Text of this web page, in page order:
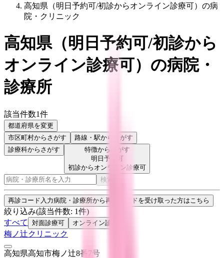
高知県（明日予約可/初診からオンライン診療可）の病
院・クリニック
高知県（明日予約可/初診から
オンライン診療可） の病院・
診療所
該当件数1件
都道府県を変更
市区町村からさがす 路線・駅からさがす
診療科からさがす
特徴からさがす
明日予約可
初診からオンライン診療可
検索
再診コード入力病院・診療所から再診コードを受け取った方はこちら
絞り込み(該当件数: 1件)
すべて
対面診療可 オンライン診療可
梅ノ辻クリニック
高知県高知市梅ノ辻8番7号